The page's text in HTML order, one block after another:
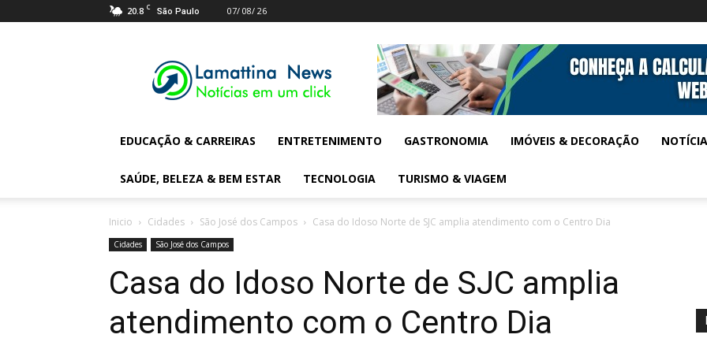
20.8 C São Paulo 07/ 08/ 26
Digital
News
EDUCAÇÃO & CARREIRAS ENTRETENIMENTO GASTRONOMIA IMÓVEIS & DECORAÇÃO
SAÚDE, BELEZA & BEM ESTAR TECNOLOGIA TURISMO & VIAGEM
Inicio Cidades São José dos Campos Casa do Idoso Norte de SJC amplia atendimento com o Centro Dia
Cidades São José dos Campos
Casa do Idoso Norte de SJC amplia
atendimento com o Centro Dia